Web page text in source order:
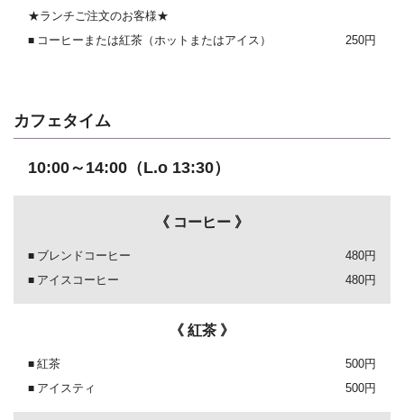
★ランチご注文のお客様★
コーヒーまたは紅茶（ホットまたはアイス）
250円
カフェタイム
10:00～14:00（L.o 13:30）
《 コーヒー 》
ブレンドコーヒー
480円
アイスコーヒー
480円
《 紅茶 》
紅茶
500円
アイスティ
500円